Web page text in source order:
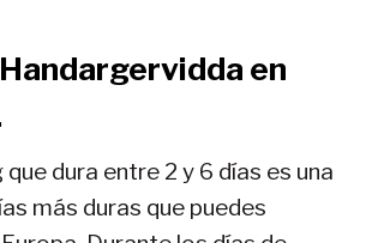
en
dura entre 2 y 6 días es una
más duras que puedes